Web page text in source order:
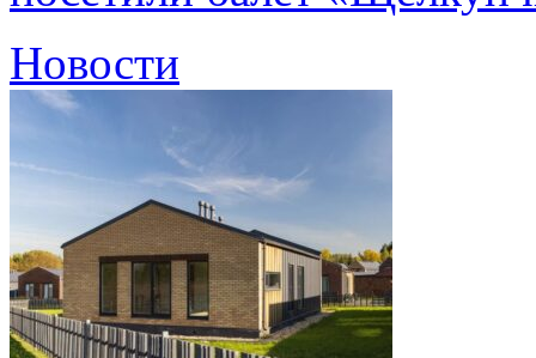
Новости